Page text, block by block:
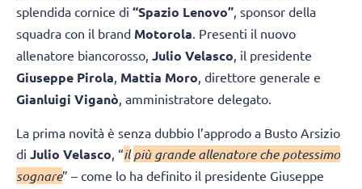
splendida cornice di “Spazio Lenovo”, sponsor della
squadra con il brand Motorola. Presenti il nuovo
allenatore biancorosso, Julio Velasco, il presidente
Giuseppe Pirola, Mattia Moro, direttore generale e
Gianluigi Viganò, amministratore delegato.
La prima novità è senza dubbio l’approdo a Busto Arsizio
di Julio Velasco , “il più grande allenatore che potessimo
sognare” – come lo ha definito il presidente Giuseppe